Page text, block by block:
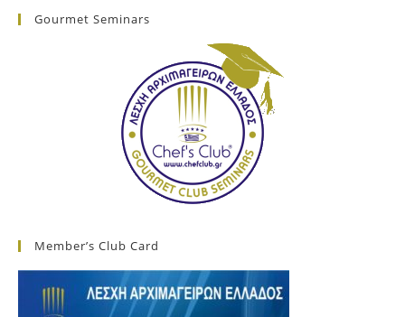
Gourmet Seminars
Member’s Club Card